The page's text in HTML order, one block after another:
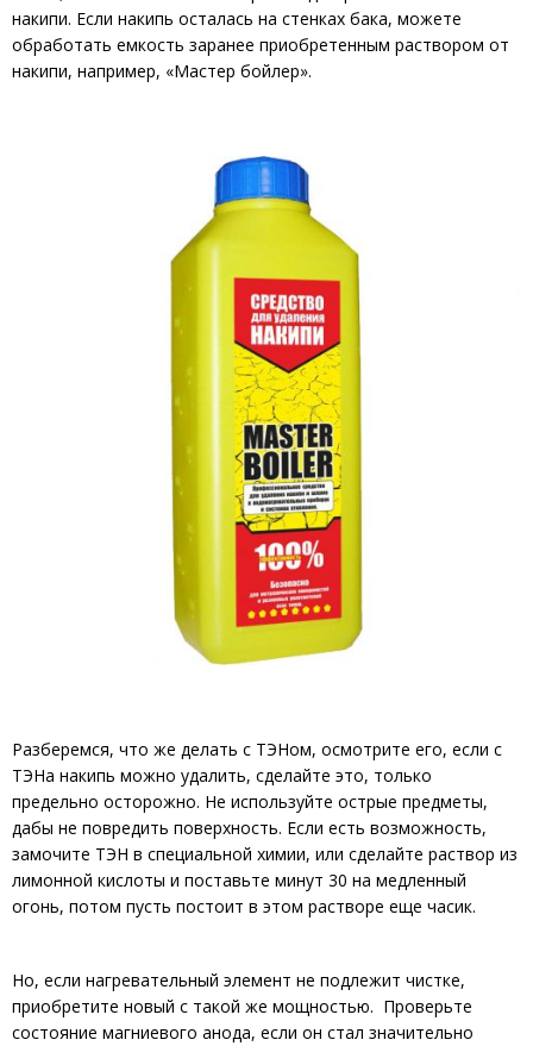
накипи. Если накипь осталась на стенках бака, можете
обработать емкость заранее приобретенным раствором от
накипи, например, «Мастер бойлер».
Разберемся, что же делать с ТЭНом, осмотрите его, если с
ТЭНа накипь можно удалить, сделайте это, только
предельно осторожно. Не используйте острые предметы,
дабы не повредить поверхность. Если есть возможность,
замочите ТЭН в специальной химии, или сделайте раствор из
лимонной кислоты и поставьте минут 30 на медленный
огонь, потом пусть постоит в этом растворе еще часик.
Но, если нагревательный элемент не подлежит чистке,
приобретите новый с такой же мощностью. Проверьте
состояние магниевого анода, если он стал значительно